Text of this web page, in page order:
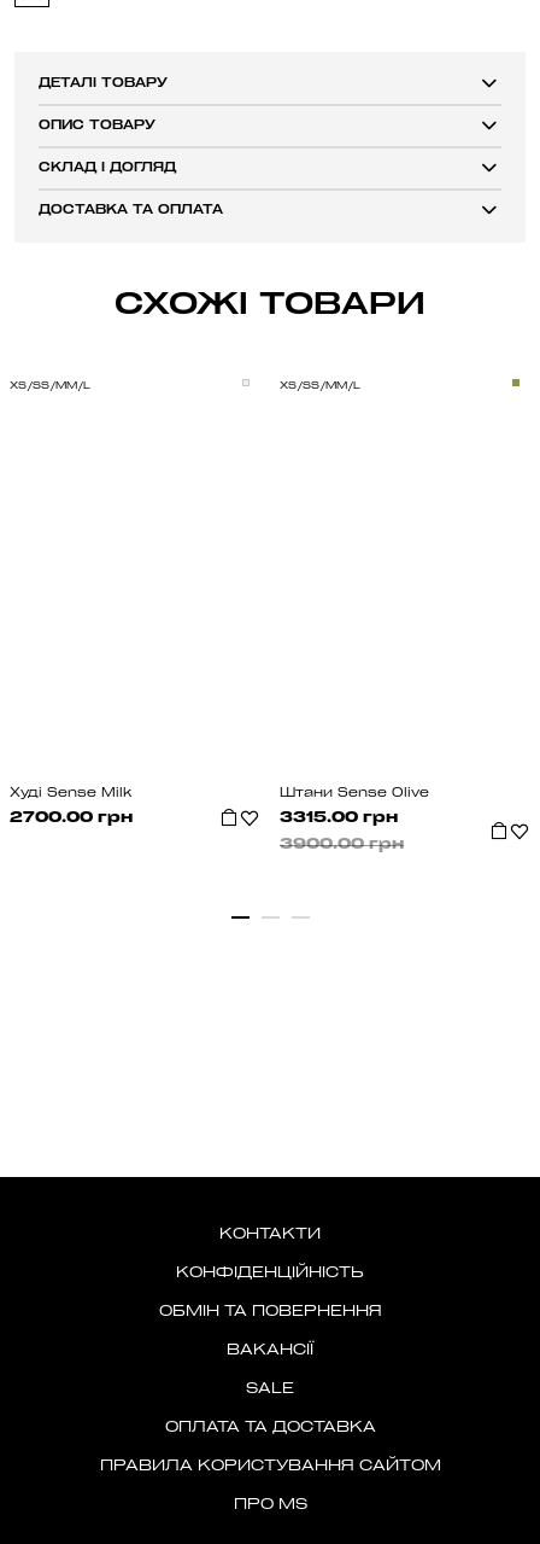
ДЕТАЛІ ТОВАРУ
ОПИС ТОВАРУ
СКЛАД І ДОГЛЯД
ДОСТАВКА ТА ОПЛАТА
СХОЖІ ТОВАРИ
XS/SS/M M/L
Худі Sense Milk
2700.00 грн
XS/SS/M M/L
Штани Sense Olive
3315.00 грн
3900.00 грн
КОНТАКТИ
КОНФІДЕНЦІЙНІСТЬ
ОБМІН ТА ПОВЕРНЕННЯ
ВАКАНСІЇ
SALE
ОПЛАТА ТА ДОСТАВКА
ПРАВИЛА КОРИСТУВАННЯ САЙТОМ
ПРО MS